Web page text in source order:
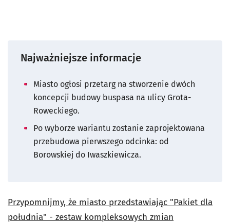
Najważniejsze informacje
Miasto ogłosi przetarg na stworzenie dwóch
koncepcji budowy buspasa na ulicy Grota-
Roweckiego.
Po wyborze wariantu zostanie zaprojektowana
przebudowa pierwszego odcinka: od
Borowskiej do Iwaszkiewicza.
Przypomnijmy, że miasto przedstawiając "Pakiet dla
południa" - zestaw kompleksowych zmian